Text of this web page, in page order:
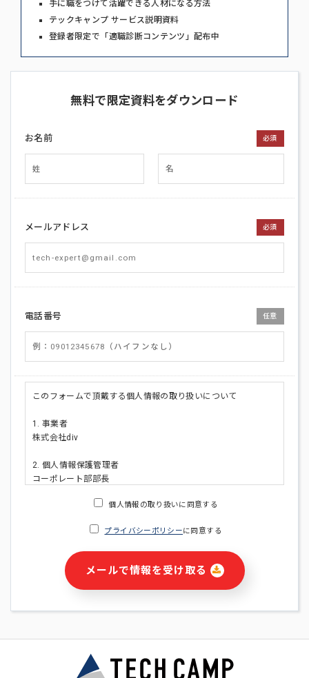
手に職をつけて活躍できる人材になる方法
テックキャンプ サービス説明資料
登録者限定で「適職診断コンテンツ」配布中
無料で限定資料をダウンロード
お名前 必須
メールアドレス 必須
電話番号 任意
このフォームで頂戴する個人情報の取り扱いについて
1. 事業者
株式会社div
2. 個人情報保護管理者
コーポレート部部長
・ご請求された資料の送付のため
・本サービス及び本サービスに関連する情報(当社及び第三者の
サービス又は商品等の広告配信・宣伝を含みますが、それらに
・個人(法人の場合は担当者)を識別できない形式に加工した統
計情報の作成および利用
個人情報の取り扱いに同意する
プライバシーポリシーに同意する
メールで情報を受け取る